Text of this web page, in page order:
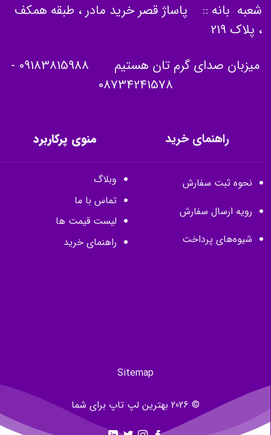
شعبه بانه :: پاساژ قصر خرید مادر ، طبقه همکف
، پلاک 219
میزبان صدای گرم تان هستیم 09183815988
-
08734241578
راهنمای خرید
نحوه ثبت سفارش
رویه ارسال سفارش
شیوه‌های پرداخت
منوی پرکاربرد
وبلاگ
تماس با ما
لیست قیمت ها
راهنمای خرید
Sitemap
© 2026 بهترین لپ تاپ برای شما